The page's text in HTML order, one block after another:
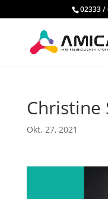
02333 /
Christine
Okt. 27, 2021